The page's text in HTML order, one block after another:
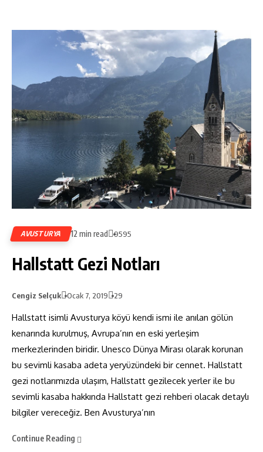
AVUSTURYA 12 min read 9595
Hallstatt Gezi Notları
Cengiz Selçuk Ocak 7, 2019 29
Hallstatt isimli Avusturya köyü kendi ismi ile anılan gölün
kenarında kurulmuş, Avrupa’nın en eski yerleşim
merkezlerinden biridir. Unesco Dünya Mirası olarak korunan
bu sevimli kasaba adeta yeryüzündeki bir cennet. Hallstatt
gezi notlarımızda ulaşım, Hallstatt gezilecek yerler ile bu
sevimli kasaba hakkında Hallstatt gezi rehberi olacak detaylı
bilgiler vereceğiz. Ben Avusturya’nın
Continue Reading